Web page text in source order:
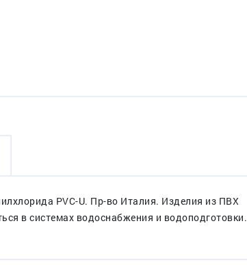
PVC-U. Пр-во Италия. Изделия из ПВХ
в системах водоснабжения и водоподготовки.